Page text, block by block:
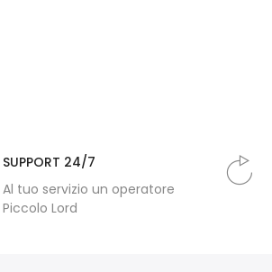
SUPPORT 24/7
Al tuo servizio un operatore
Piccolo Lord